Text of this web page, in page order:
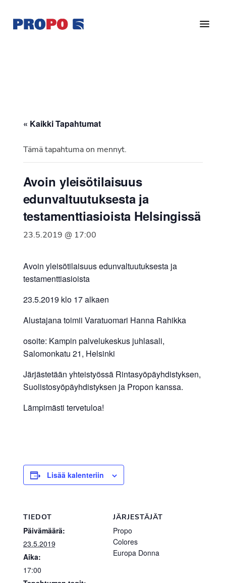
pääsisältöön
alatunnisteeseen
Ry
vuonna
Suomen
Syöpäyhdistyksen
jäsenjärjestö.
« Kaikki Tapahtumat
Tämä tapahtuma on mennyt.
Avoin yleisötilaisuus
edunvaltuutuksesta ja
testamenttiasioista Helsingissä
23.5.2019 @ 17:00
Avoin yleisötilaisuus edunvaltuutuksesta ja
testamenttiasioista
23.5.2019 klo 17 alkaen
Alustajana toimii Varatuomari Hanna Rahikka
osoite: Kampin palvelukeskus juhlasali,
Salomonkatu 21, Helsinki
Järjästetään yhteistyössä Rintasyöpäyhdistyksen,
Suolistosyöpäyhdistyksen ja Propon kanssa.
Lämpimästi tervetuloa!
Lisää kalenteriin
TIEDOT
Päivämäärä:
23.5.2019
Aika:
17:00
JÄRJESTÄJÄT
Propo
Colores
Europa Donna